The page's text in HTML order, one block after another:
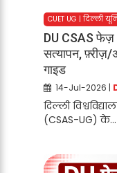
CUET UG | दिल्ली
DU CSAS फेज़
सत्यापन,
गाइड
14-Jul-2026 |
दिल्ली
(CSAS-UG) के...